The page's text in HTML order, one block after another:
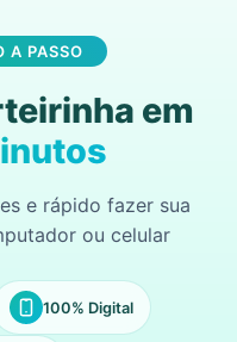
A PASSO
em
e rápido fazer sua
ou celular
100% Digital